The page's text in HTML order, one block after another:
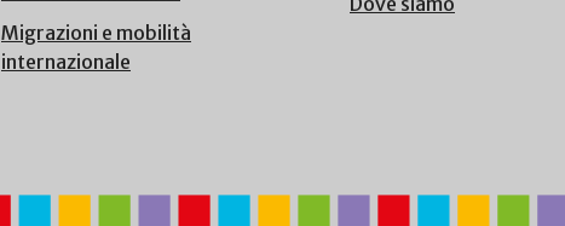
Migrazioni e mobilità
internazionale